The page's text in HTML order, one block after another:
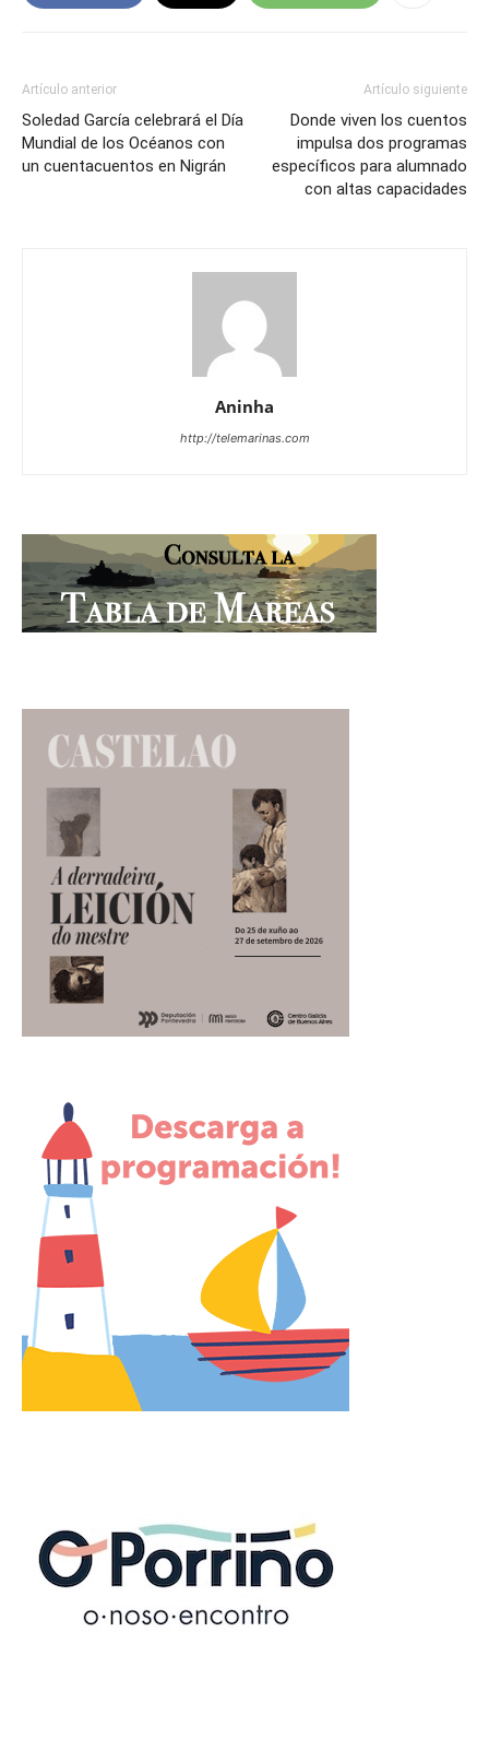
Artículo anterior
Soledad García celebrará el Día
Mundial de los Océanos con
un cuentacuentos en Nigrán
Artículo siguiente
Donde viven los cuentos
impulsa dos programas
específicos para alumnado
con altas capacidades
Aninha
http://telemarinas.com